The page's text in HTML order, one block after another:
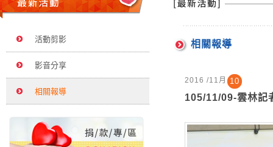
活動剪影
影音分享
相關報導
相關報導
2016 /11月 10
105/11/09-雲林記